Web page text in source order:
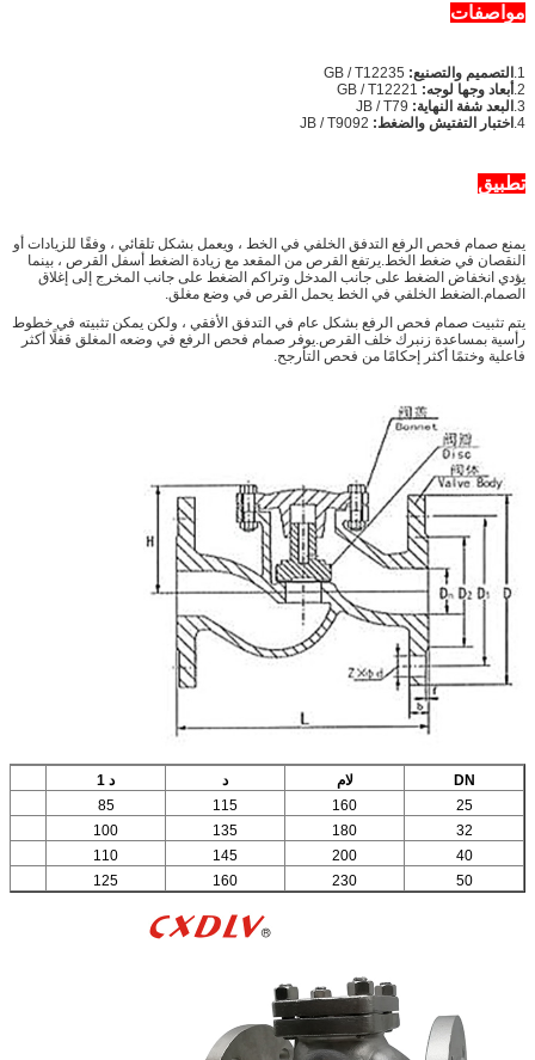
مواصفات
1. التصميم والتصنيع:
2. أبعاد وجها لوجه:
3. البعد شفة النهاية:
4. اختبار التفتيش والضغط:
تطبيق
يمنع صمام فحص الرفع التدفق الخلفي في الخط ، ويعمل بشكل تلقائي ، وفقًا للزيادات أو
النقصان في ضغط الخط.يرتفع القرص من المقعد مع زيادة الضغط أسفل القرص ، بينما
يؤدي انخفاض الضغط على جانب المدخل وتراكم الضغط على جانب المخرج إلى إغلاق
الصمام.الضغط الخلفي في الخط يحمل القرص في وضع مغلق.
يتم تثبيت صمام فحص الرفع بشكل عام في التدفق الأفقي ، ولكن يمكن تثبيته في خطوط
رأسية بمساعدة زنبرك خلف القرص.يوفر صمام فحص الرفع في وضعه المغلق قفلًا أكثر
فاعلية وختمًا أكثر إحكامًا من فحص التأرجح.
DN لام د
د 1
25
160
115
85
32
180
135
100
40
200
145
110
50
230
160
125